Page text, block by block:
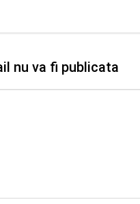
nu va fi publicata